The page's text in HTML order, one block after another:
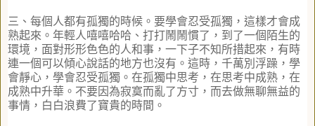
三、每個人都有孤獨的時候。要學會忍受孤獨，這樣才會成
熟起來。 年輕人嘻嘻哈哈、打打鬧鬧慣了，到了一個陌生的
環境， 面對形形色色的人和事，一下子不知所措起來， 有時
連一個可以傾心說話的地方也沒有。這時，千萬別浮躁， 學
會靜心，學會忍受孤獨。在孤獨中思考，在思考中成熟， 在
成熟中升華。不要因為寂寞而亂了方寸，而去做無聊無益的
事情， 白白浪費了寶貴的時間。